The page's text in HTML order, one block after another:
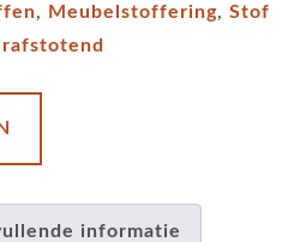
, Meubelstoffering, Stof
informatie